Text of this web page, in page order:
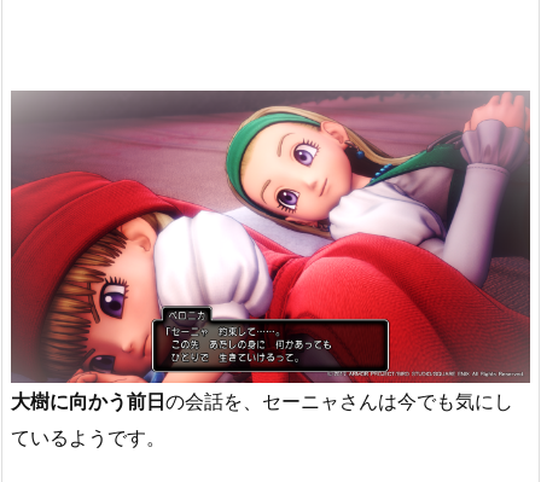
大樹に向かう前日の会話を、セーニャさんは今でも気にし
ているようです。